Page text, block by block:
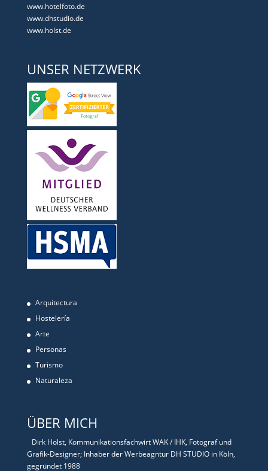
www.hotelfoto.de
www.dhstudio.de
www.holst.de
UNSER NETZWERK
Arquitectura
Hostelería
Arte
Personas
Turismo
Naturaleza
ÜBER MICH
Dirk Holst, Kommunikationsfachwirt WAK / IHK, Fotograf und
Grafik-Designer; Inhaber der Werbeagntur DH STUDIO in Köln,
gegründet 1988